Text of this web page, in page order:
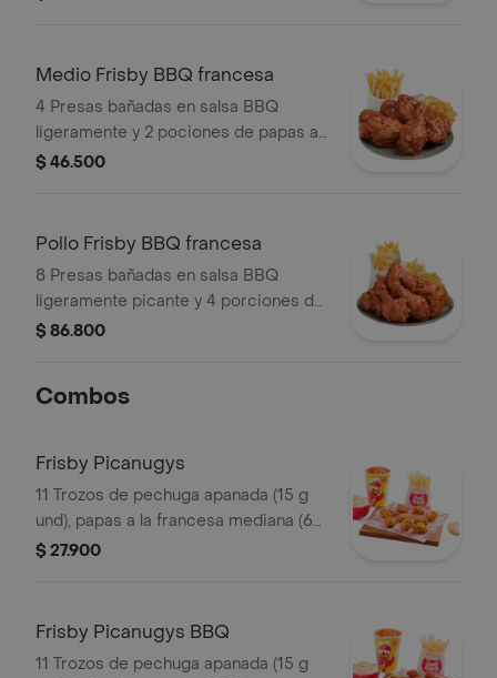
Medio Frisby BBQ francesa
4 Presas bañadas en salsa BBQ
ligeramente y 2 pociones de papas a
la francesa mediana (60 g und)
$ 46.500
Pollo Frisby BBQ francesa
8 Presas bañadas en salsa BBQ
ligeramente picante y 4 porciones de
papas a la francesa mediana (60 g
$ 86.800
Combos
Frisby Picanugys
11 Trozos de pechuga apanada (15 g
und), papas a la francesa mediana (60
g), ensalada de repollo personal (145
$ 27.900
Frisby Picanugys BBQ
11 Trozos de pechuga apanada (15 g